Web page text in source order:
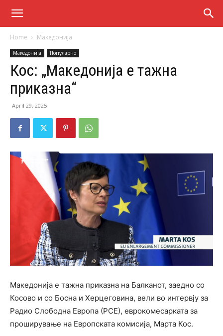
Home Македонија
Македонија Популарно
Кос: „Македонија е тажна
приказна“
April 29, 2025
Македонија е тажна приказна на Балканот, заедно со
Косово и со Босна и Херцеговина, вели во интервју за
Радио Слободна Европа (РСЕ), еврокомесарката за
проширување на Европската комисија, Марта Кос.